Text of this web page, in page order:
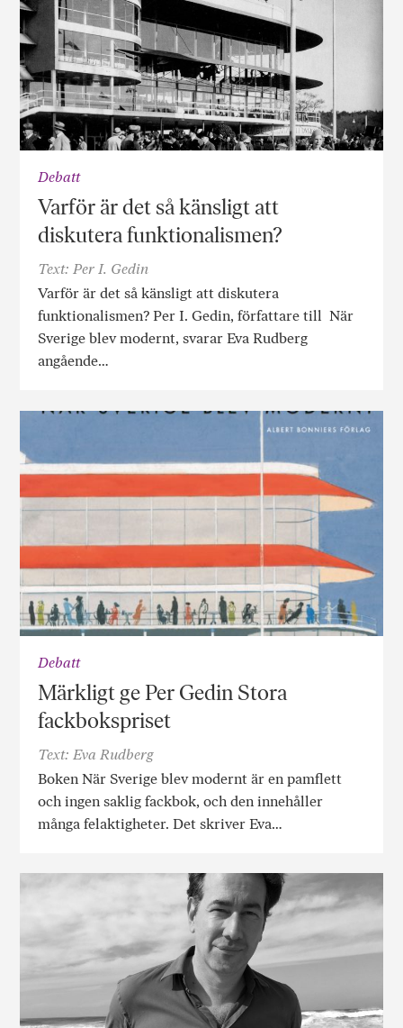
Debatt
Varför är det så känsligt att
diskutera funktionalismen?
Text: Per I. Gedin
Varför är det så känsligt att diskutera
funktionalismen? Per I. Gedin, författare till När
Sverige blev modernt, svarar Eva Rudberg
angående…
Debatt
Märkligt ge Per Gedin Stora
fackbokspriset
Text: Eva Rudberg
Boken När Sverige blev modernt är en pamflett
och ingen saklig fackbok, och den innehåller
många felaktigheter. Det skriver Eva…